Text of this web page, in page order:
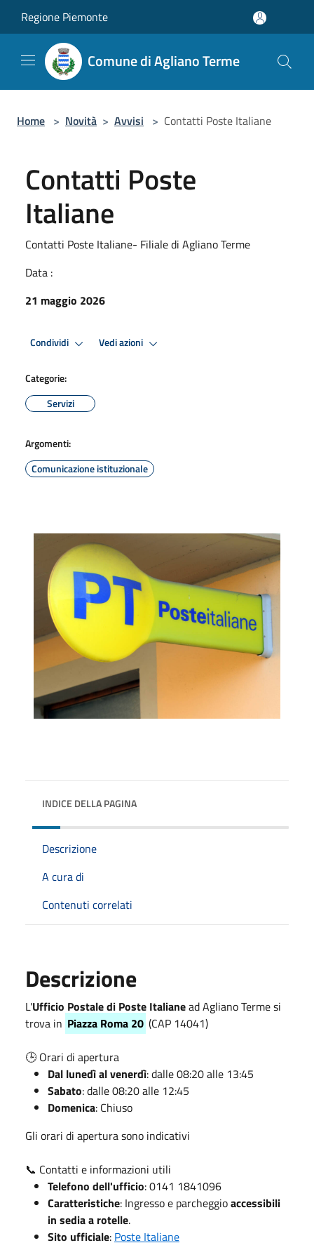
Regione Piemonte
Comune di Agliano Terme
Home > Novità > Avvisi > Contatti Poste Italiane
Contatti Poste
Italiane
Contatti Poste Italiane- Filiale di Agliano Terme
Data :
21 maggio 2026
Condividi Vedi azioni
Categorie:
Servizi
Argomenti:
Comunicazione istituzionale
INDICE DELLA PAGINA
Descrizione
A cura di
Contenuti correlati
Descrizione
L'Ufficio Postale di Poste Italianead Agliano Terme si
trova in Piazza Roma 20 (CAP 14041)
🕒 Orari di apertura
Dal lunedì al venerdì: dalle 08:20 alle 13:45
Sabato: dalle 08:20 alle 12:45
Domenica: Chiuso
Gli orari di apertura sono indicativi
📞 Contatti e informazioni utili
Telefono dell'ufficio:0141 1841096
Caratteristiche: Ingresso e parcheggioaccessibili
in sedia a rotelle.
Sito ufficiale: Poste Italiane